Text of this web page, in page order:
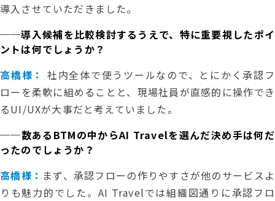
導入させていただきました。
──導入候補を比較検討するうえで、特に重要視したポイ
ントは何でしょうか？
高橋様： 社内全体で使うツールなので、とにかく承認フ
ローを柔軟に組めることと、現場社員が直感的に操作でき
るUI/UXが大事だと考えていました。
──数あるBTMの中からAI Travelを選んだ決め手は何だ
ったのでしょうか？
高橋様： まず、承認フローの作りやすさが他のサービスよ
りも魅力的でした。AI Travelでは組織図通りに承認フロ